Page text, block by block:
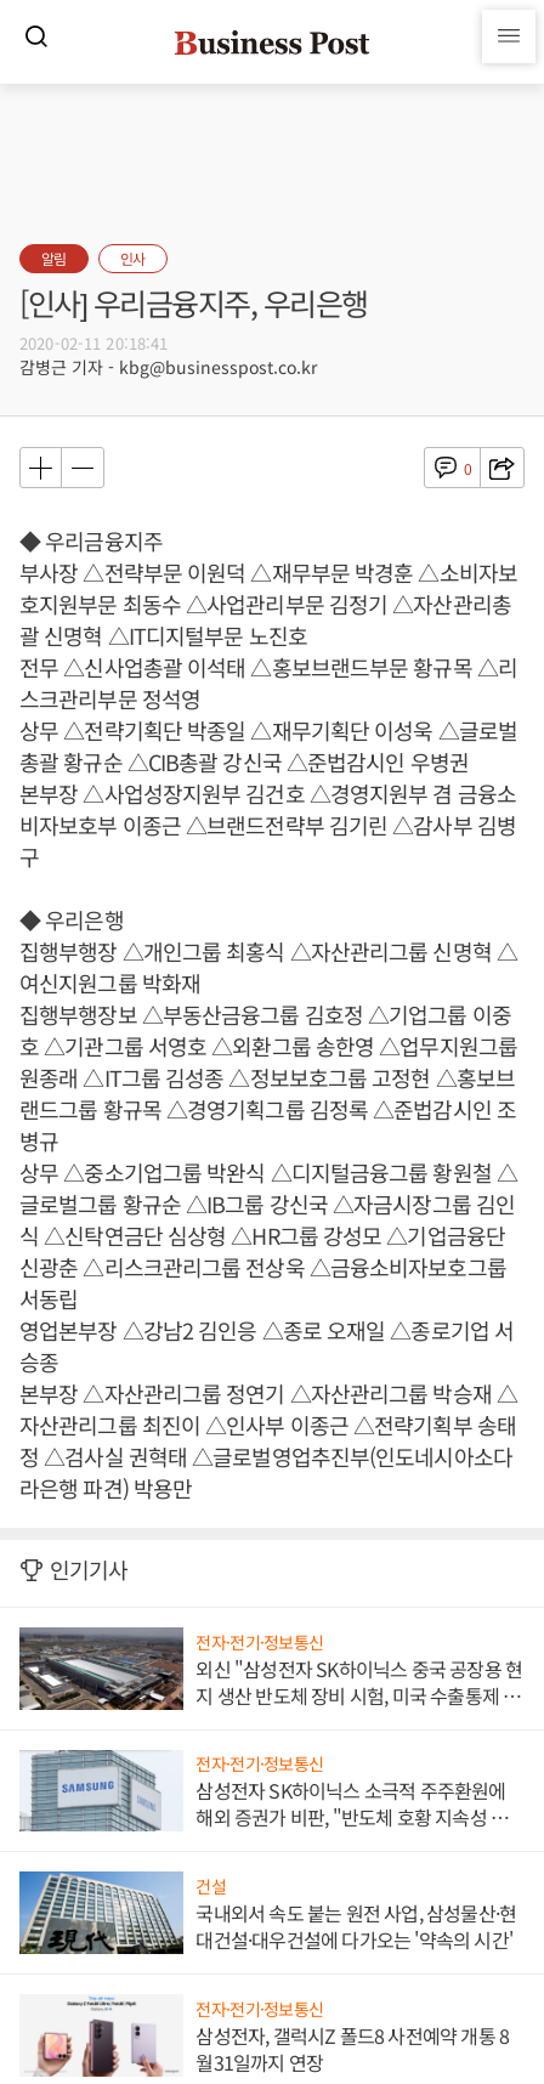
알림 인사
[인사] 우리금융지주, 우리은행
2020-02-11 20:18:41
감병근 기자 - kbg@businesspost.co.kr
0
◆ 우리금융지주
부사장 △전략부문 이원덕 △재무부문 박경훈 △소비자보
호지원부문 최동수 △사업관리부문 김정기 △자산관리총
괄 신명혁 △IT디지털부문 노진호
전무 △신사업총괄 이석태 △홍보브랜드부문 황규목 △리
스크관리부문 정석영
상무 △전략기획단 박종일 △재무기획단 이성욱 △글로벌
총괄 황규순 △CIB총괄 강신국 △준법감시인 우병권
본부장 △사업성장지원부 김건호 △경영지원부 겸 금융소
비자보호부 이종근 △브랜드전략부 김기린 △감사부 김병
구
◆ 우리은행
집행부행장 △개인그룹 최홍식 △자산관리그룹 신명혁 △
여신지원그룹 박화재
집행부행장보 △부동산금융그룹 김호정 △기업그룹 이중
호 △기관그룹 서영호 △외환그룹 송한영 △업무지원그룹
원종래 △IT그룹 김성종 △정보보호그룹 고정현 △홍보브
랜드그룹 황규목 △경영기획그룹 김정록 △준법감시인 조
병규
상무 △중소기업그룹 박완식 △디지털금융그룹 황원철 △
글로벌그룹 황규순 △IB그룹 강신국 △자금시장그룹 김인
식 △신탁연금단 심상형 △HR그룹 강성모 △기업금융단
신광춘 △리스크관리그룹 전상욱 △금융소비자보호그룹
서동립
영업본부장 △강남2 김인응 △종로 오재일 △종로기업 서
승종
본부장 △자산관리그룹 정연기 △자산관리그룹 박승재 △
자산관리그룹 최진이 △인사부 이종근 △전략기획부 송태
정 △검사실 권혁태 △글로벌영업추진부(인도네시아소다
라은행 파견) 박용만
인기기사
전자·전기·정보통신
외신 "삼성전자 SK하이닉스 중국 공장용 현
지 생산 반도체 장비 시험, 미국 수출통제 대
전자·전기·정보통신
삼성전자 SK하이닉스 소극적 주주환원에
해외 증권가 비판, "반도체 호황 지속성 의
건설
국내외서 속도 붙는 원전 사업, 삼성물산·현
대건설·대우건설에 다가오는 '약속의 시간'
전자·전기·정보통신
삼성전자, 갤럭시Z 폴드8 사전예약 개통 8
월31일까지 연장